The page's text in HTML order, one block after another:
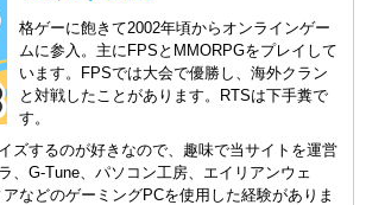
格ゲーに飽きて2002年頃からオンラインゲー
ムに参入。主にFPSとMMORPGをプレイして
います。FPSでは大会で優勝し、海外クラン
と対戦したことがあります。RTSは下手糞で
す。
ズするのが好きなので、趣味で当サイトを運営
、G-Tune、パソコン工房、エイリアンウェ
などのゲーミングPCを使用した経験がありま